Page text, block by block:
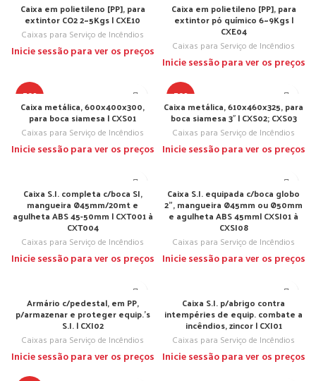
Caixa em polietileno [PP], para
extintor CO2 2~5Kgs | CXE10
Caixas para Serviço de Incêndios
Inicie sessão para ver os preços
Caixa em polietileno [PP], para
extintor pó químico 6~9Kgs |
CXE04
Caixas para Serviço de Incêndios
Inicie sessão para ver os preços
TOP
Caixa metálica, 600x400x300,
para boca siamesa | CXS01
Caixas para Serviço de Incêndios
Inicie sessão para ver os preços
TOP
Caixa metálica, 610x460x325, para
boca siamesa 3″ | CXS02; CXS03
Caixas para Serviço de Incêndios
Inicie sessão para ver os preços
Caixa S.I. completa c/boca SI,
mangueira Ø45mm/20mt e
agulheta ABS 45-50mm | CXT001 à
CXT004
Caixas para Serviço de Incêndios
Inicie sessão para ver os preços
Caixa S.I. equipada c/boca globo
2”, mangueira Ø45mm ou Ø50mm
e agulheta ABS 45mm| CXSI01 à
CXSI08
Caixas para Serviço de Incêndios
Inicie sessão para ver os preços
Armário c/pedestal, em PP,
p/armazenar e proteger equip.’s
S.I. | CXI02
Caixas para Serviço de Incêndios
Inicie sessão para ver os preços
Caixa S.I. p/abrigo contra
intempéries de equip. combate a
incêndios, zincor | CXI01
Caixas para Serviço de Incêndios
Inicie sessão para ver os preços